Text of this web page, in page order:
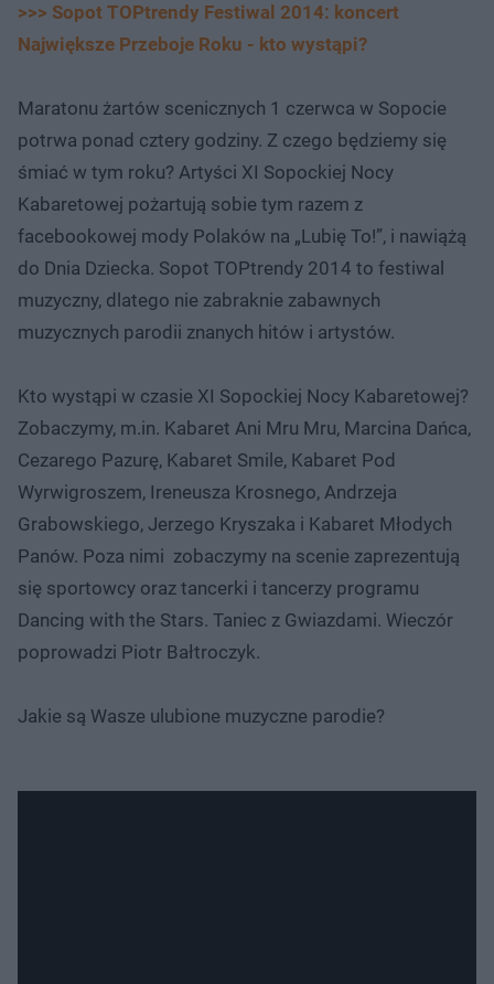
>>> Sopot TOPtrendy Festiwal 2014: koncert
Największe Przeboje Roku - kto wystąpi?
Maratonu żartów scenicznych 1 czerwca w Sopocie
potrwa ponad cztery godziny. Z czego będziemy się
śmiać w tym roku? Artyści XI Sopockiej Nocy
Kabaretowej pożartują sobie tym razem z
facebookowej mody Polaków na „Lubię To!”, i nawiążą
do Dnia Dziecka. Sopot TOPtrendy 2014 to festiwal
muzyczny, dlatego nie zabraknie zabawnych
muzycznych parodii znanych hitów i artystów.
Kto wystąpi w czasie XI Sopockiej Nocy Kabaretowej?
Zobaczymy, m.in. Kabaret Ani Mru Mru, Marcina Dańca,
Cezarego Pazurę, Kabaret Smile, Kabaret Pod
Wyrwigroszem, Ireneusza Krosnego, Andrzeja
Grabowskiego, Jerzego Kryszaka i Kabaret Młodych
Panów. Poza nimi zobaczymy na scenie zaprezentują
się sportowcy oraz tancerki i tancerzy programu
Dancing with the Stars. Taniec z Gwiazdami. Wieczór
poprowadzi Piotr Bałtroczyk.
Jakie są Wasze ulubione muzyczne parodie?